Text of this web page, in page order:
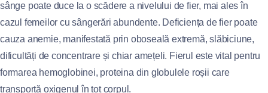
sânge poate duce la o scădere a nivelului de fier, mai ales în
cazul femeilor cu sângerări abundente. Deficiența de fier poate
cauza anemie, manifestată prin oboseală extremă, slăbiciune,
dificultăți de concentrare și chiar amețeli. Fierul este vital pentru
formarea hemoglobinei, proteina din globulele roșii care
transportă oxigenul în tot corpul.